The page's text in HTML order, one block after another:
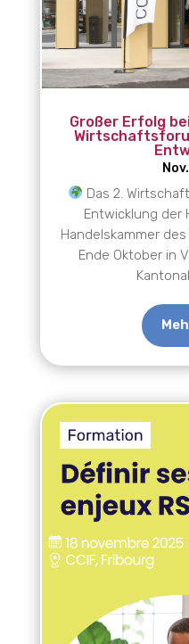
Großer Erfolg
Das 2.
Entwicklung der
Handelskammer
Ende Oktober in